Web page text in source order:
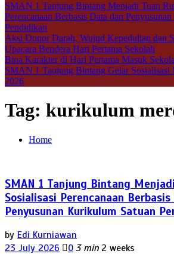
SMAN 1 Tanjung Bintang Menjadi Tuan
Perencanaan Berbasis Data dan
Pendidikan
Aksi Donor Darah, Wujud Kepedulian dan
Upacara Bendera Hari Pertama Sekolah
Bina Karakter di Hari Pertama Masuk
SMAN 1 Tanjung Bintang Gelar Sosialisasi
2026
Tag: kurikulum
Home
SMAN 1 Tanjung Bintang
Sosialisasi Perencanaan
Penyusunan Kurikulum Satuan
by Edi Kurniawan
23 July 2026
0 3 min 2 weeks